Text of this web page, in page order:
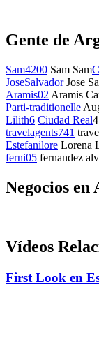
Gente de
Sam4200 Sam Sam
JoseSalvador Jose
Aramis02 Aramis
Parti-traditionelle
Lilith6 Ciudad Real
travelagents741
Estefanilore Lorena
ferni05 fernandez
Negocios en
Vídeos
First Look en